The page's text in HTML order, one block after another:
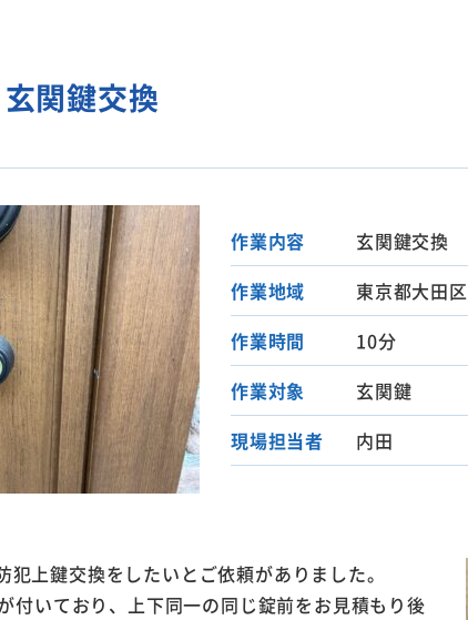
関鍵交換
作業内容
玄関鍵交換
作業地域
東京都大田区
作業時間
10分
作業対象
玄関鍵
現場担当者
内田
上鍵交換をしたいとご依頼がありました。
付いており、上下同一の同じ錠前をお見積もり後